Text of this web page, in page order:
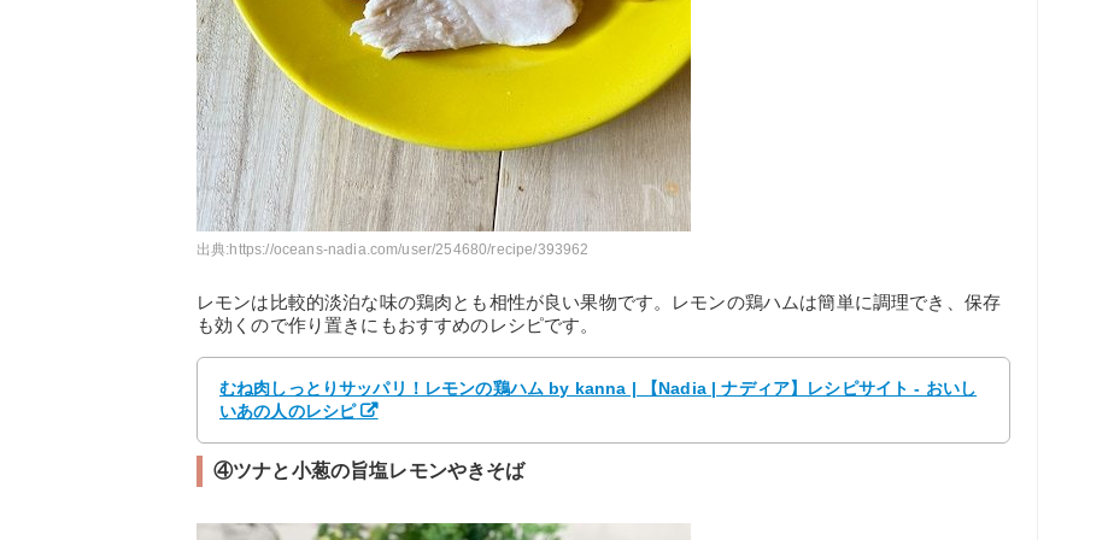
出典:https://oceans-nadia.com/user/254680/recipe/393962
レモンは比較的淡泊な味の鶏肉とも相性が良い果物です。レモンの鶏ハムは簡単に調理でき、保存
も効くので作り置きにもおすすめのレシピです。
むね肉しっとりサッパリ！レモンの鶏ハム by kanna | 【Nadia | ナディア】レシピサイト - おいし
いあの人のレシピ
④ツナと小葱の旨塩レモンやきそば